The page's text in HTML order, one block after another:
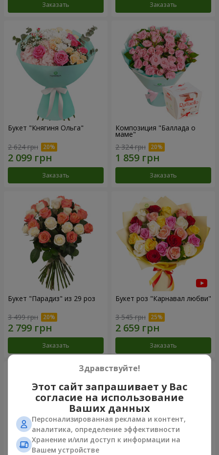
Заказать Заказать
Букет "Княгиня Ольга"
2 624 грн
Заказать
Композиция "Баллада о
маме"
2 324 грн
Заказать
Букет "Парадиз" из 29 роз
3 499 грн
Заказать
Букет роз "Карнавал любви"
3 545 грн
Заказать
Здравствуйте!
Этот сайт запрашивает у Вас
согласие на использование
Ваших данных
Персонализированная реклама и контент,
аналитика, определение эффективности
Хранение и/или доступ к информации на
Вашем устройстве